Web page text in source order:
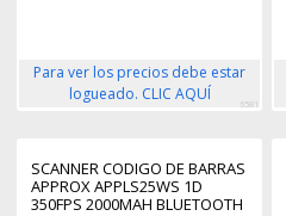
Para ver los precios debe estar
logueado. CLIC AQUÍ
6581
SCANNER CODIGO DE BARRAS
APPROX APPLS25WS 1D
350FPS 2000MAH BLUETOOTH